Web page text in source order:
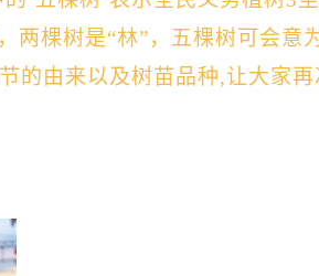
两棵树是“林”，五棵树可会
的由来以及树苗品种,让大家